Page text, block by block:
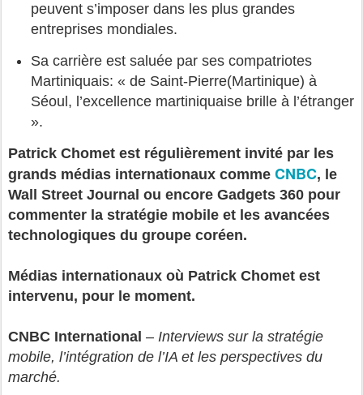
peuvent s’imposer dans les plus grandes
entreprises mondiales.
Sa carrière est saluée par ses compatriotes
Martiniquais: « de Saint-Pierre(Martinique) à
Séoul, l’excellence martiniquaise brille à l’étranger
».
Patrick Chomet est régulièrement invité par les
grands médias internationaux comme CNBC, le
Wall Street Journal ou encore Gadgets 360 pour
commenter la stratégie mobile et les avancées
technologiques du groupe coréen.
Médias internationaux où Patrick Chomet est
intervenu, pour le moment.
CNBC International – Interviews sur la stratégie
mobile, l’intégration de l’IA et les perspectives du
marché.